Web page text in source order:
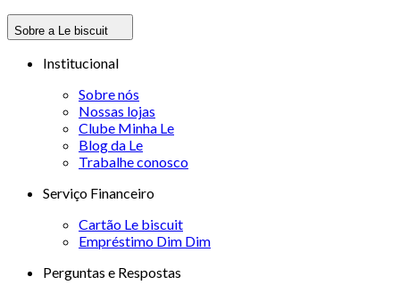
Sobre a Le biscuit
Institucional
Sobre nós
Nossas lojas
Clube Minha Le
Blog da Le
Trabalhe conosco
Serviço Financeiro
Cartão Le biscuit
Empréstimo Dim Dim
Perguntas e Respostas